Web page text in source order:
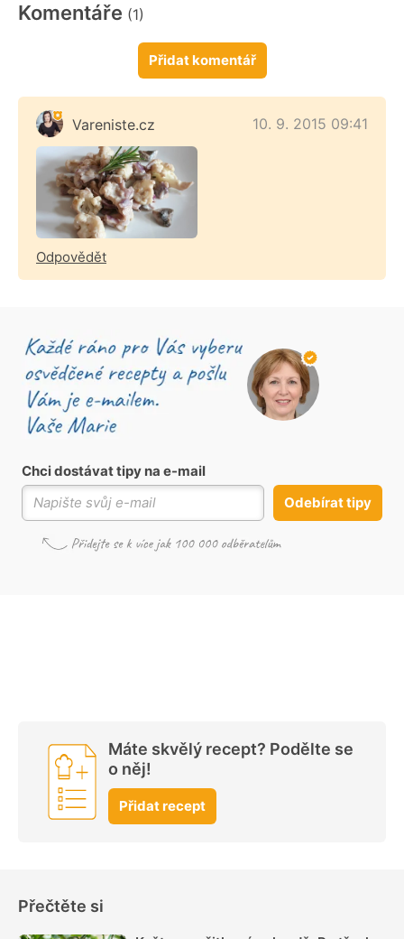
Komentáře (1)
Přidat komentář
Vareniste.cz 10. 9. 2015 09:41
Odpovědět
Chci dostávat tipy na e-mail
Odebírat tipy
Máte skvělý recept? Podělte se
o něj!
Přidat recept
Přečtěte si